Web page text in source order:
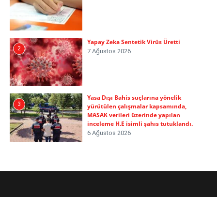
2
Yapay Zeka Sentetik Virüs Üretti
7 Ağustos 2026
3
Yasa Dışı Bahis suçlarına yönelik
yürütülen çalışmalar kapsamında,
MASAK verileri üzerinde yapılan
inceleme H.E isimli şahıs tutuklandı.
6 Ağustos 2026